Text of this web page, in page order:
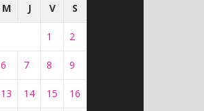
M J V S
1 2
6 7 8 9
13 14 15 16